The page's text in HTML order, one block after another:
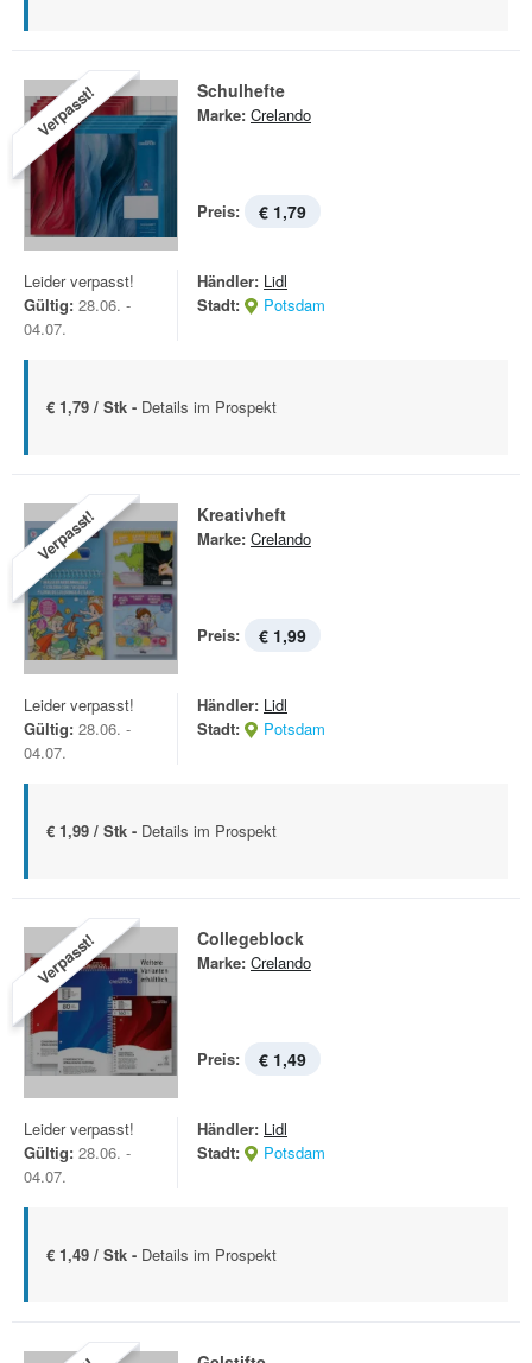
Verpasst! Schulhefte
Marke: Crelando
Preis: € 1,79
Leider verpasst!
Gültig: 28.06. -
04.07.
Händler: Lidl
Stadt:
Potsdam
€ 1,79 / Stk - Details im Prospekt
Verpasst! Kreativheft
Marke: Crelando
Preis: € 1,99
Leider verpasst!
Gültig: 28.06. -
04.07.
Händler: Lidl
Stadt:
Potsdam
€ 1,99 / Stk - Details im Prospekt
Verpasst! Collegeblock
Marke: Crelando
Preis: € 1,49
Leider verpasst!
Gültig: 28.06. -
04.07.
Händler: Lidl
Stadt:
Potsdam
€ 1,49 / Stk - Details im Prospekt